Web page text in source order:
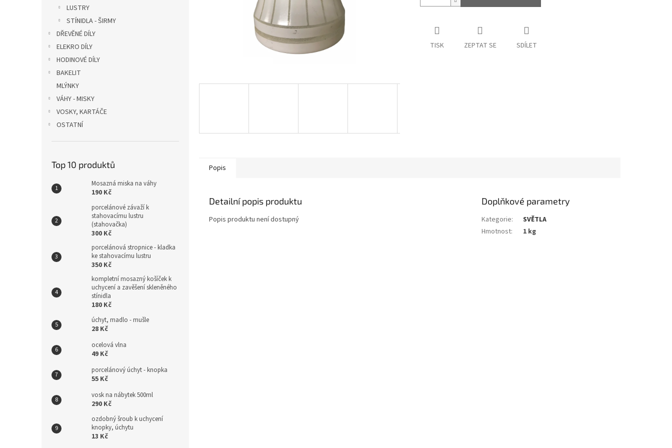
LUSTRY
STÍNIDLA - ŠIRMY
DŘEVĚNÉ DÍLY
ELEKRO DÍLY
HODINOVÉ DÍLY
BAKELIT
MLÝNKY
VÁHY - MISKY
VOSKY, KARTÁČE
OSTATNÍ
Top 10 produktů
Mosazná miska na váhy
190 Kč
porcelánové závaží k
stahovacímu lustru
(stahovačka)
300 Kč
porcelánová stropnice - kladka
ke stahovacímu lustru
350 Kč
kompletní mosazný košíček k
uchycení a zavěšení skleněného
stínidla
180 Kč
úchyt, madlo - mušle
28 Kč
ocelová vlna
49 Kč
porcelánový úchyt - knopka
55 Kč
vosk na nábytek 500ml
290 Kč
ozdobný šroub k uchycení
knopky, úchytu
13 Kč
TISK ZEPTAT SE SDÍLET
Popis
Detailní popis produktu
Popis produktu není dostupný
Doplňkové parametry
Kategorie:
SVĚTLA
Hmotnost: 1 kg